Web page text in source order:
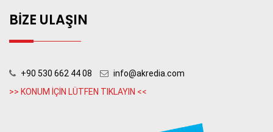
BİZE ULAŞIN
+90 530 662 44 08
info@akredia.com
>> KONUM İÇİN LÜTFEN TIKLAYIN <<